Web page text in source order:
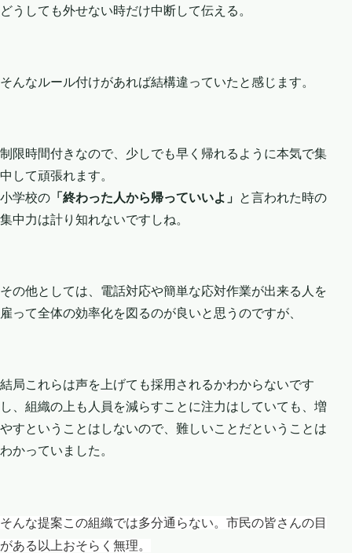
どうしても外せない時だけ中断して伝える。
そんなルール付けがあれば結構違っていたと感じます。
制限時間付きなので、少しでも早く帰れるように本気で集
中して頑張れます。
小学校の 「終わった人から帰っていいよ」 と言われた時の
集中力は計り知れないですしね。
その他としては、電話対応や簡単な応対作業が出来る人を
雇って全体の効率化を図るのが良いと思うのですが、
結局これらは声を上げても採用されるかわからないです
し、組織の上も人員を減らすことに注力はしていても、増
やすということはしないので、難しいことだということは
わかっていました。
そんな提案この組織では多分通らない。市民の皆さんの目
がある以上おそらく無理。